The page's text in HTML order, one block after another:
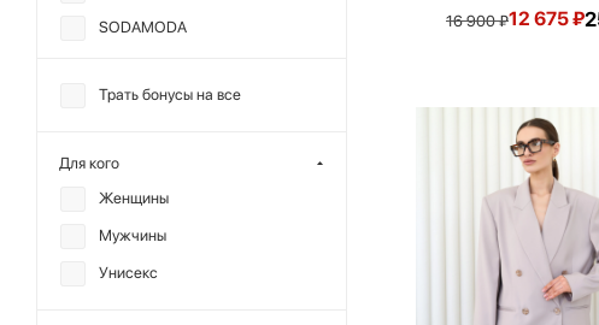
16 900₽12 675₽
SODAMODA
TOPTOP
Трать бонусы на все
Для кого
Женщины
Мужчины
Унисекс